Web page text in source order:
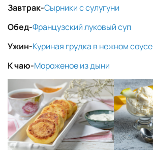
Завтрак-Сырники с сулугуни
Обед-Французский луковый суп
Ужин-Куриная грудка в нежном соусе
К чаю-Мороженое из дыни